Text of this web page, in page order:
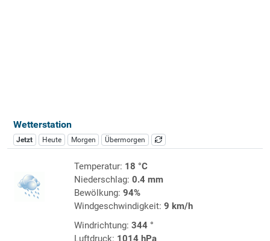
Wetterstation
Jetzt Heute Morgen Übermorgen
Temperatur: 18 °C
Niederschlag: 0.4 mm
Bewölkung: 94%
Windgeschwindigkeit: 9 km/h
Windrichtung: 344 °
Luftdruck: 1014 hPa